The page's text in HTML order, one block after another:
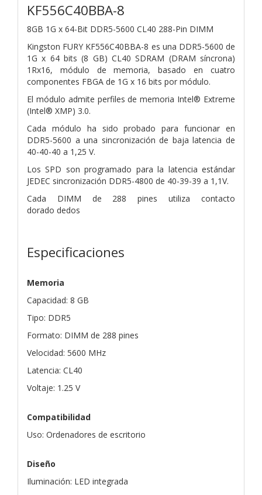
KF556C40BBA-8
8GB 1G x 64-Bit DDR5-5600 CL40 288-Pin DIMM
Kingston FURY KF556C40BBA-8 es una DDR5-5600 de
1G x 64 bits (8 GB) CL40 SDRAM (DRAM síncrona)
1Rx16, módulo de memoria,basado en cuatro
componentes FBGA de 1G x 16 bits por módulo.
El módulo admite perfiles de memoria Intel® Extreme
(Intel® XMP) 3.0.
Cada módulo ha sido probado para funcionar en
DDR5-5600 a una sincronización de baja latencia de
40-40-40 a 1,25 V.
Los SPD sonprogramado para la latencia estándar
JEDEC sincronización DDR5-4800 de 40-39-39 a 1,1V.
Cada DIMM de 288 pines utiliza contacto
dorado dedos
Especificaciones
Memoria
Capacidad: 8 GB
Tipo: DDR5
Formato: DIMM de 288 pines
Velocidad: 5600 MHz
Latencia: CL40
Voltaje: 1.25 V
Compatibilidad
Uso: Ordenadores de escritorio
Diseño
Iluminación: LED integrada